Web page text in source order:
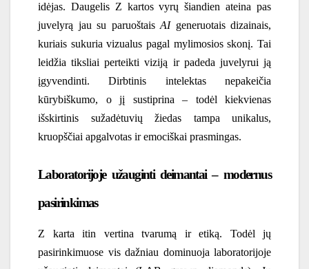
idėjas. Daugelis Z kartos vyrų šiandien ateina pas
juvelyrą jau su paruoštais AIgeneruotais dizainais,
kuriais sukuria vizualus pagal mylimosios skonį. Tai
leidžia tiksliai perteikti viziją ir padeda juvelyrui ją
įgyvendinti. Dirbtinis intelektas nepakeičia
kūrybiškumo, o jį sustiprina – todėl kiekvienas
išskirtinis sužadėtuvių žiedas tampa unikalus,
kruopščiai apgalvotas ir emociškai prasmingas.
Laboratorijoje užauginti deimantai – modernus
pasirinkimas
Z karta itin vertina tvarumą ir etiką. Todėl jų
pasirinkimuose vis dažniau dominuoja laboratorijoje